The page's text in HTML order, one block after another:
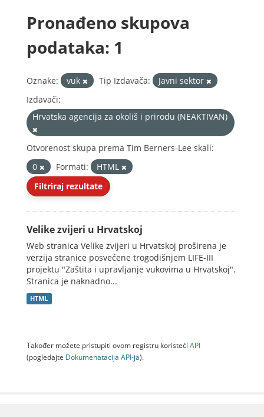
Pronađeno skupova
podataka: 1
Oznake: vuk Tip Izdavača:
Javni sektor
Izdavači:
Hrvatska agencija za okoliš i prirodu (NEAKTIVAN)
Otvorenost skupa prema Tim Berners-Lee skali:
0
Formati:
HTML
Filtriraj rezultate
Velike zvijeri u Hrvatskoj
Web stranica Velike zvijeri u Hrvatskoj proširena je
verzija stranice posvećene trogodišnjem LIFE-III
projektu "Zaštita i upravljanje vukovima u Hrvatskoj".
Stranica je naknadno...
HTML
Također možete pristupiti ovom registru koristeći API
(pogledajte Dokumenаtаcijа API-jа).